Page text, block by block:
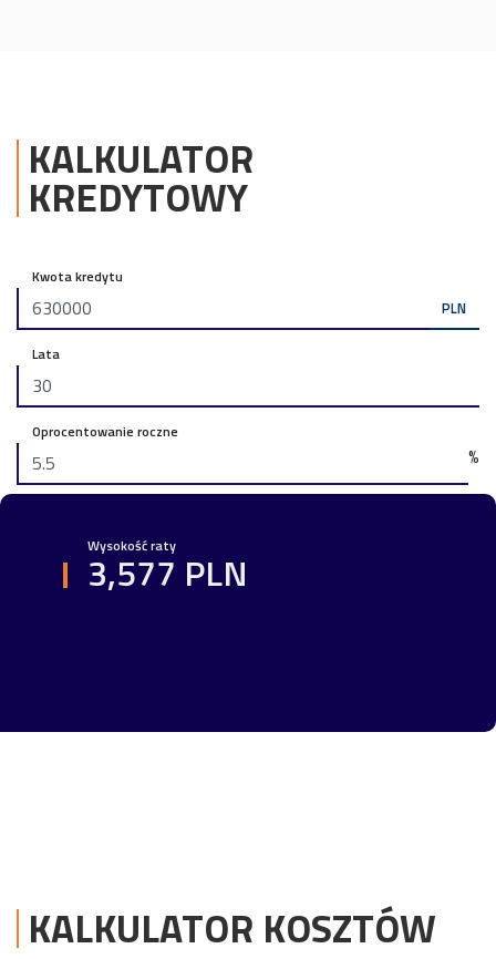
KALKULATOR
KREDYTOWY
Kwota kredytu
PLN
Lata
Oprocentowanie roczne
%
Wysokość raty
3,577 PLN
KALKULATOR KOSZTÓW